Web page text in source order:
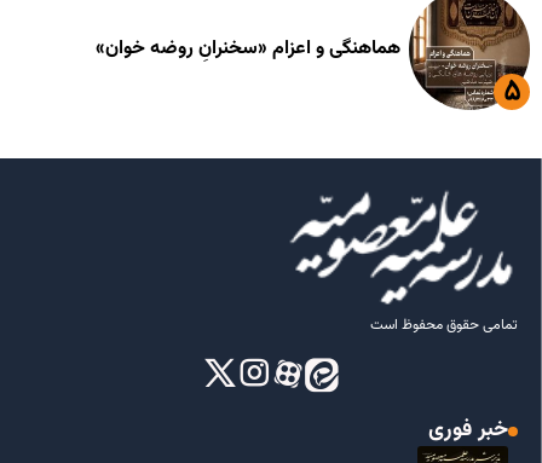
هماهنگی و اعزام «سخنرانِ روضه خوان»
تمامی حقوق محفوظ است
خبر فوری